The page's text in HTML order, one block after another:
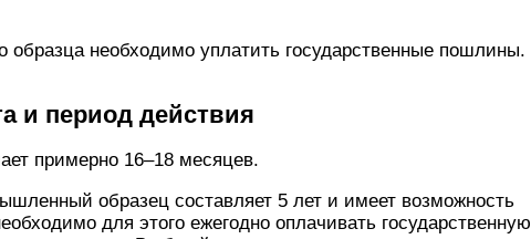
необходимо уплатить государственные пошлины.
и период действия
примерно 16–18 месяцев.
образец составляет 5 лет и имеет возможность
для этого ежегодно оплачивать государственную